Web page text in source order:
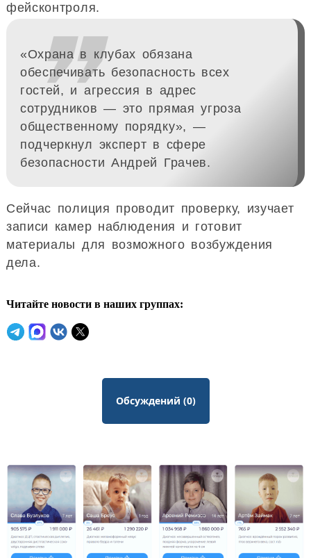
фейсконтроля.
❞
«Охрана в клубах обязана
обеспечивать безопасность всех
гостей, и агрессия в адрес
сотрудников — это прямая угроза
общественному порядку», —
подчеркнул эксперт в сфере
безопасности Андрей Грачев.
Сейчас полиция проводит проверку, изучает
записи камер наблюдения и готовит
материалы для возможного возбуждения
дела.
Читайте новости в наших группах:
Обсуждений (0)